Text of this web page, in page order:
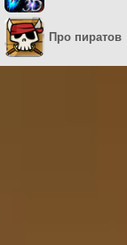
Про пиратов